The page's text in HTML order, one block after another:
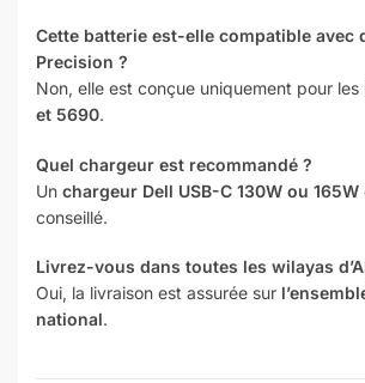
Cette batterie est-elle compatible avec
Precision ?
Non, elle est conçue uniquement pour les
et 5690.
Quel chargeur est recommandé ?
Un chargeur Dell USB-C 130W ou 165W
conseillé.
Livrez-vous dans toutes les wilayas
Oui, la livraison est assurée sur
national.